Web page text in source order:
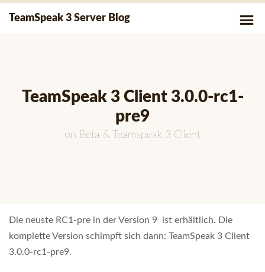
TeamSpeak 3 Server Blog
TeamSpeak 3 Client 3.0.0-rc1-
pre9
on Beta & Teamspeak 3 Client
Die neuste RC1-pre in der Version 9 ist erhältlich. Die
komplette Version schimpft sich dann: TeamSpeak 3 Client
3.0.0-rc1-pre9.